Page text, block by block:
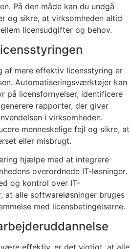
På den måde kan du undgå
og sikre, at virksomheden altid
licensudgifter og behov.
af mere effektiv licensstyring er
Automatiseringsværktøjer kan
på licensfornyelser, identificere
rapporter, der giver
i virksomheden.
menneskelige fejl og sikre, at
eller misbrugt.
hjælpe med at integrere
overordnede IT-løsninger.
og kontrol over IT-
at alle softwareløsninger bruges
med licensbetingelserne.
effektiv, er det vigtigt, at alle